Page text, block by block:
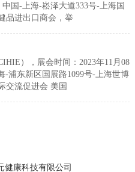
国-上海-崧泽大道333号-上海国
品进出口商会，举
），展会时间：2023年11月08
-浦东新区国展路1099号-上海世博
交流促进会 美国
健康科技有限公司